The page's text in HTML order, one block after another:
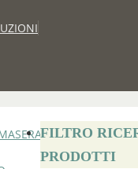
MASERATI
FILTRO
PRODOTTI